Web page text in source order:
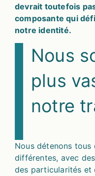
devrait toutefois
composante qui
notre identité.
Nous
plus
notre
Nous détenons tous
différentes, avec
des particularités et